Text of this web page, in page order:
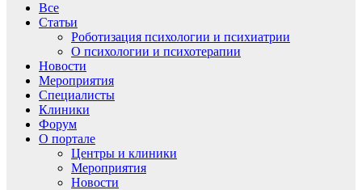
Все
Статьи
Роботизация психологии и психиатрии
О психологии и психотерапии
Новости
Мероприятия
Специалисты
Клиники
Форум
О портале
Центры и клиники
Мероприятия
Новости